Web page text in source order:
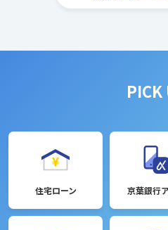
PICK
住宅ローン 京葉銀行